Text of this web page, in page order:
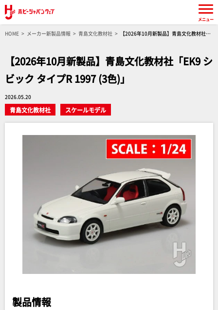
HOME メーカー新製品情報 青島文化教材社
【2026年10月新製品】青島文化教材社
【2026年10月新製品】青島文化教材社「EK9 シ
ビック タイプR 1997 (3色)」
2026.05.20
青島文化教材社 スケールモデル
製品情報
メニュー